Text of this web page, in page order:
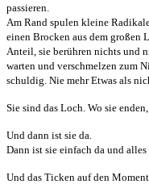
passieren.
Am Rand spulen kleine
einen Brocken aus dem großen
Anteil, sie berühren nichts und
warten und verschmelzen zum
schuldig. Nie mehr Etwas als
Sie sind das Loch. Wo sie
Und dann ist sie da.
Dann ist sie einfach da und
Und das Ticken auf den